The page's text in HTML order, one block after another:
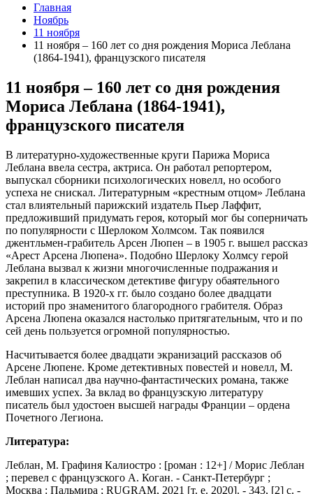
Главная
Ноябрь
11 ноября
11 ноября – 160 лет со дня рождения Мориса Леблана
(1864-1941), французского писателя
11 ноября – 160 лет со дня рождения
Мориса Леблана (1864-1941),
французского писателя
В литературно-художественные круги Парижа Мориса
Леблана ввела сестра, актриса. Он работал репортером,
выпускал сборники психологических новелл, но особого
успеха не снискал. Литературным «крестным отцом» Леблана
стал влиятельный парижский издатель Пьер Лаффит,
предложивший придумать героя, который мог бы соперничать
по популярности с Шерлоком Холмсом. Так появился
джентльмен-грабитель Арсен Люпен – в 1905 г. вышел рассказ
«Арест Арсена Люпена». Подобно Шерлоку Холмсу герой
Леблана вызвал к жизни многочисленные подражания и
закрепил в классическом детективе фигуру обаятельного
преступника. В 1920-х гг. было создано более двадцати
историй про знаменитого благородного грабителя. Образ
Арсена Люпена оказался настолько притягательным, что и по
сей день пользуется огромной популярностью.
Насчитывается более двадцати экранизаций рассказов об
Арсене Люпене. Кроме детективных повестей и новелл, М.
Леблан написал два научно-фантастических романа, также
имевших успех. За вклад во французскую литературу
писатель был удостоен высшей награды Франции – ордена
Почетного Легиона.
Литература:
Леблан, М. Графиня Калиостро : [роман : 12+] / Морис Леблан
; перевел с французского А. Коган. - Санкт-Петербург ;
Москва : Пальмира ; RUGRAM, 2021 [т. е. 2020]. - 343, [2] с. -